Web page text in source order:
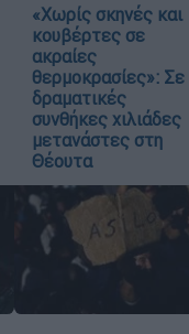
«Χωρίς σκηνές και
κουβέρτες σε
ακραίες
θερμοκρασίες»: Σε
δραματικές
συνθήκες χιλιάδες
μετανάστες στη
Θέουτα